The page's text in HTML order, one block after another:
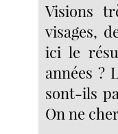
Visions
visages,
ici le
années ?
sont-ils
On ne